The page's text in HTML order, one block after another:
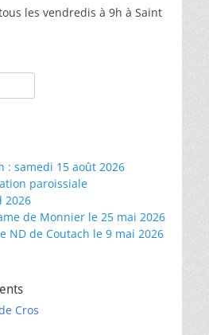
les vendredis à 9h à Saint
: samedi 15 août 2026
paroissiale
2026
de Monnier le 25 mai 2026
ND de Coutach le 9 mai 2026
Cros